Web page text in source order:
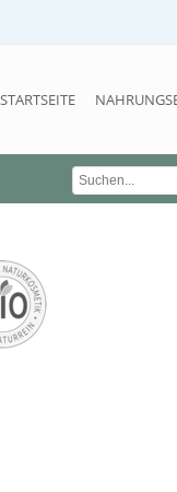
STARTSEITE